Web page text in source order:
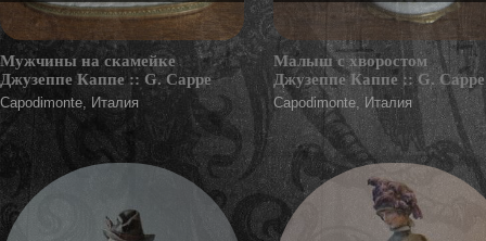
Мужчины на скамейке
Джузеппе Каппе :: G. Cappe
Capodimonte, Италия
Малыш с хворостом
Джузеппе Каппе :: G. Cappe
Capodimonte, Италия